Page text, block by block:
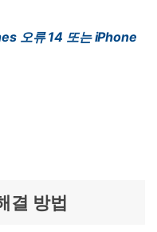
오류14 또는iPhone
결 방법